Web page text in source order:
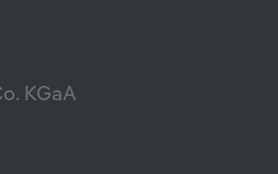
KGaA